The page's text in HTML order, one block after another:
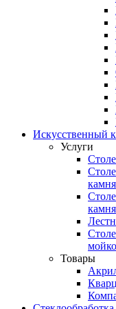
Искусственный
Услуги
камня
камня
Товары